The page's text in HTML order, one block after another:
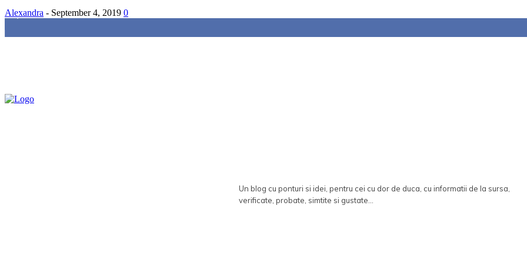
Alexandra - September 4, 2019 0
85,000 Fans
Un blog cu ponturi si idei, pentru cei cu dor de duca, cu informatii de la sursa,
verificate, probate, simtite si gustate...